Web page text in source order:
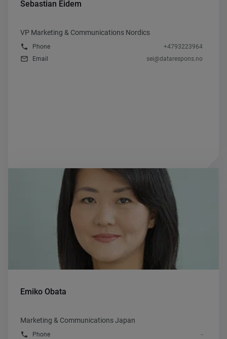
Sebastian Eidem
VP Marketing & Communications Nordics
phone
Phone +4793223964
mail_outline Email sei@datarespons.no
Emiko Obata
Marketing & Communications Japan
phone
Phone -